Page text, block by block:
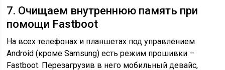
7. Очищаем внутреннюю память при
помощи Fastboot
На всех телефонах и планшетах под управлением
Android (кроме Samsung) есть режим прошивки –
Fastboot. Перезагрузив в него мобильный девайс,